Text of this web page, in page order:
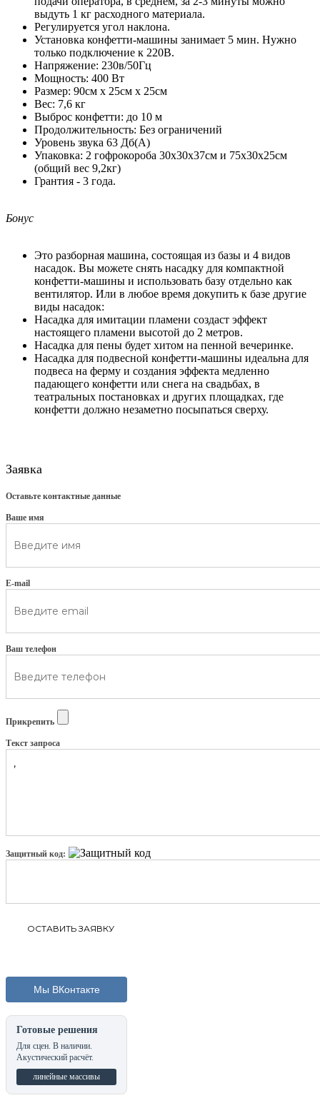
выдуть 1 кг расходного материала.
Регулируется угол наклона.
Установка конфетти-машины занимает 5 мин. Нужно
только подключение к 220В.
Напряжение: 230в/50Гц
Мощность: 400 Вт
Размер: 90см х 25см х 25см
Вес: 7,6 кг
Выброс конфетти: до 10 м
Продолжительность: Без ограничений
Уровень звука 63 Дб(А)
Упаковка: 2 гофрокороба 30х30х37см и 75х30х25см
(общий вес 9,2кг)
Грантия - 3 года.
Бонус
Это разборная машина, состоящая из базы и 4 видов
насадок. Вы можете снять насадку для компактной
конфетти-машины и использовать базу отдельно как
вентилятор. Или в любое время докупить к базе другие
виды насадок:
Насадка для имитации пламени создаст эффект
настоящего пламени высотой до 2 метров.
Насадка для пены будет хитом на пенной вечеринке.
Насадка для подвесной конфетти-машины идеальна для
подвеса на ферму и создания эффекта медленно
падающего конфетти или снега на свадьбах, в
театральных постановках и других площадках, где
конфетти должно незаметно посыпаться сверху.
Заявка
Оставьте контактные данные
Ваше имя
E-mail
Ваш телефон
Прикрепить
Текст запроса
Защитный код:
Мы ВКонтакте
Готовые решения
Для сцен. В наличии.
Акустический расчёт.
линейные массивы